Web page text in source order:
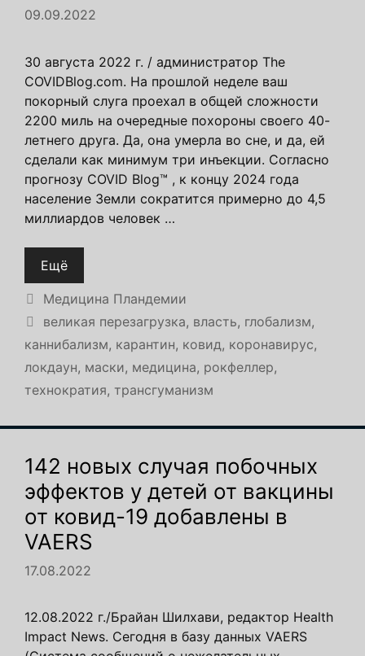
09.09.2022
30 августа 2022 г. / администратор The
COVIDBlog.com. На прошлой неделе ваш
покорный слуга проехал в общей сложности
2200 миль на очередные похороны своего 40-
летнего друга. Да, она умерла во сне, и да, ей
сделали как минимум три инъекции. Согласно
прогнозу COVID Blog™ , к концу 2024 года
население Земли сократится примерно до 4,5
миллиардов человек …
Ещё
Рубрики
Медицина Пландемии
Метки
великая перезагрузка, власть, глобализм,
каннибализм, карантин, ковид, коронавирус,
локдаун, маски, медицина, рокфеллер,
технократия, трансгуманизм
142 новых случая побочных
эффектов у детей от вакцины
от ковид-19 добавлены в
VAERS
17.08.2022
12.08.2022 г./Брайан Шилхави, редактор Health
Impact News. Сегодня в базу данных VAERS